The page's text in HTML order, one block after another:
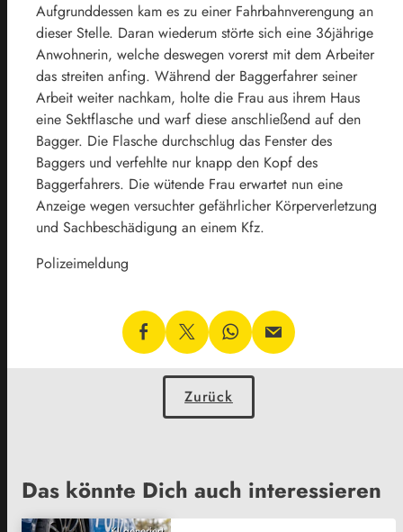
Aufgrunddessen kam es zu einer Fahrbahnverengung an
dieser Stelle. Daran wiederum störte sich eine 36jährige
Anwohnerin, welche deswegen vorerst mit dem Arbeiter
das streiten anfing. Während der Baggerfahrer seiner
Arbeit weiter nachkam, holte die Frau aus ihrem Haus
eine Sektflasche und warf diese anschließend auf den
Bagger. Die Flasche durchschlug das Fenster des
Baggers und verfehlte nur knapp den Kopf des
Baggerfahrers. Die wütende Frau erwartet nun eine
Anzeige wegen versuchter gefährlicher Körperverletzung
und Sachbeschädigung an einem Kfz.
Polizeimeldung
Zurück
Das könnte Dich auch interessieren